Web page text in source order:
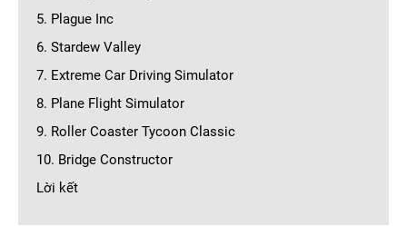
5. Plague Inc
6. Stardew Valley
7. Extreme Car Driving Simulator
8. Plane Flight Simulator
9. Roller Coaster Tycoon Classic
10. Bridge Constructor
Lời kết